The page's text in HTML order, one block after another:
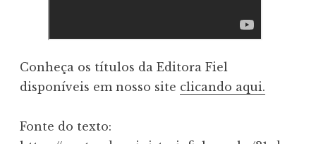
Conheça os títulos da Editora Fiel
disponíveis em nosso site clicando aqui.
Fonte do texto: